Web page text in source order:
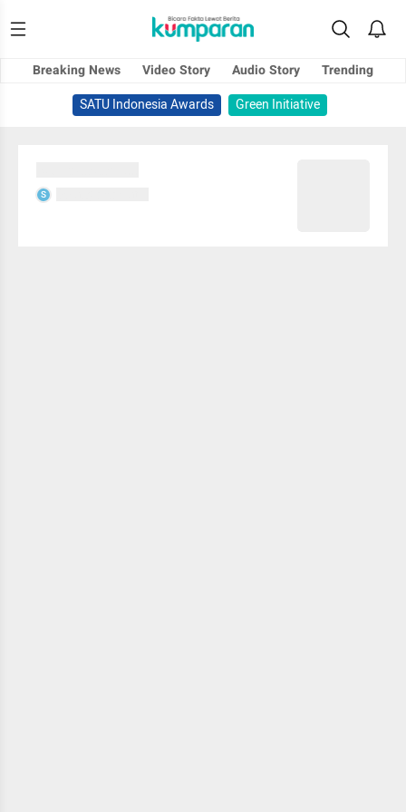
Breaking News Video Story Audio Story
Trending
SATU Indonesia Awards
Green Initiative
S